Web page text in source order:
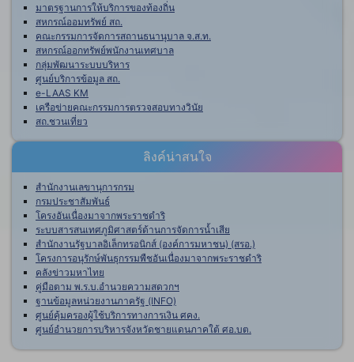
มาตรฐานการให้บริการของท้องถิ่น
สหกรณ์ออมทรัพย์ สถ.
คณะกรรมการจัดการสถานธนานุบาล จ.ส.ท.
สหกรณ์ออกทรัพย์พนักงานเทศบาล
กลุ่มพัฒนาระบบบริหาร
ศูนย์บริการข้อมูล สถ.
e-LAAS KM
เครือข่ายคณะกรรมการตรวจสอบทางวินัย
สถ.ชวนเที่ยว
ลิงค์น่าสนใจ
สำนักงานเลขานุการกรม
กรมประชาสัมพันธ์
โครงอันเนื่องมาจากพระราชดำริ
ระบบสารสนเทศภูมิศาสตร์ด้านการจัดการน้ำเสีย
สำนักงานรัฐบาลอิเล็กทรอนิกส์ (องค์การมหาชน) (สรอ.)
โครงการอนุรักษ์พันธุกรรมพืชอันเนื่องมาจากพระราชดำริ
คลังข่าวมหาไทย
คู่มือตาม พ.ร.บ.อำนวยความสดวกฯ
ฐานข้อมูลหน่วยงานภาครัฐ (INFO)
ศูนย์คุ้มครองผู้ใช้บริการทางการเงิน ศคง.
ศูนย์อำนวยการบริหารจังหวัดชายแดนภาคใต้ ศอ.บต.